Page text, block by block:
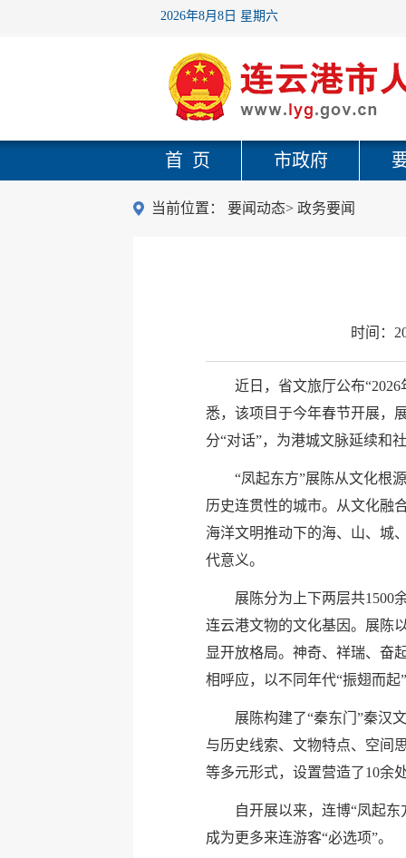
2026年8月8日 星期六
首 页 市政府
当前位置： 要闻动态> 政务要闻
时间：
近日，省文旅厅公布
悉，该项目于今年春节开展，
分“对话”，为港城文脉延续和
“凤起东方”展陈从文化根
历史连贯性的城市。从文化融
海洋文明推动下的海、山、城
代意义。
展陈分为上下两层共1500
连云港文物的文化基因。展陈
显开放格局。神奇、祥瑞、奋
相呼应，以不同年代“振翅而
展陈构建了“秦东门”秦汉
与历史线索、文物特点、空间
等多元形式，设置营造了10余
自开展以来，连博“凤起
成为更多来连游客“必选项”。